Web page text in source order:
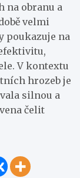
na obranu a
velmi
poukazuje na
V kontextu
hrozeb je
silnou a
čelit